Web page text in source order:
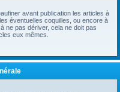
avant publication les articles à
éventuelles coquilles, ou encore à
ne pas dériver, cela ne doit pas
eux mêmes.